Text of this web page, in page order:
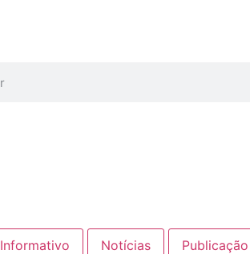
Informativo Notícias Publicação